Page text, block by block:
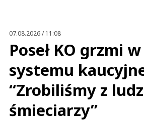
07.08.2026 / 11:08
Poseł KO grzmi
systemu
“Zrobiliśmy z
śmieciarzy”